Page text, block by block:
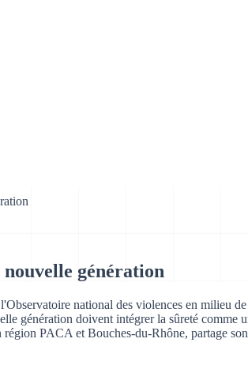
génération
national des violences en milieu
génération doivent intégrer la sûreté comme
PACA et Bouches-du-Rhône, partage